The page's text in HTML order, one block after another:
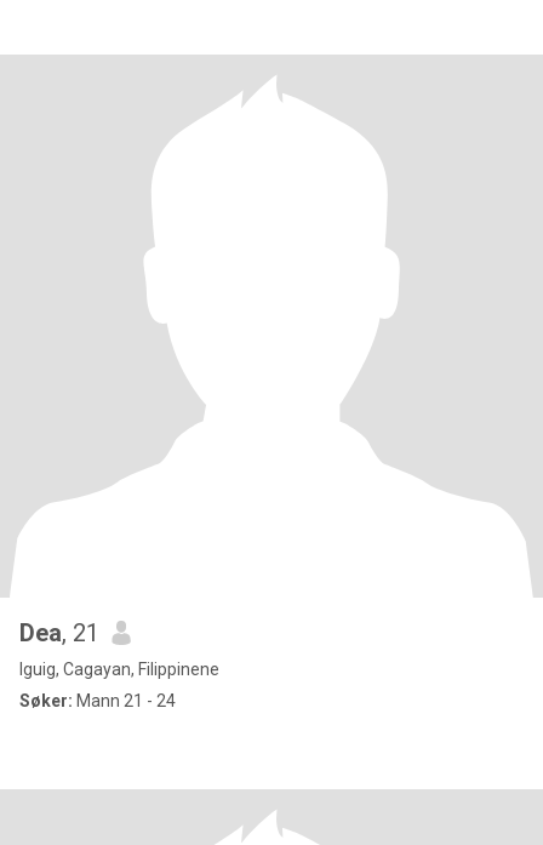
Dea, 21
Iguig, Cagayan, Filippinene
Søker: Mann 21 - 24